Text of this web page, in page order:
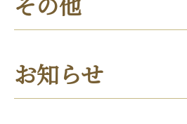
お知らせ